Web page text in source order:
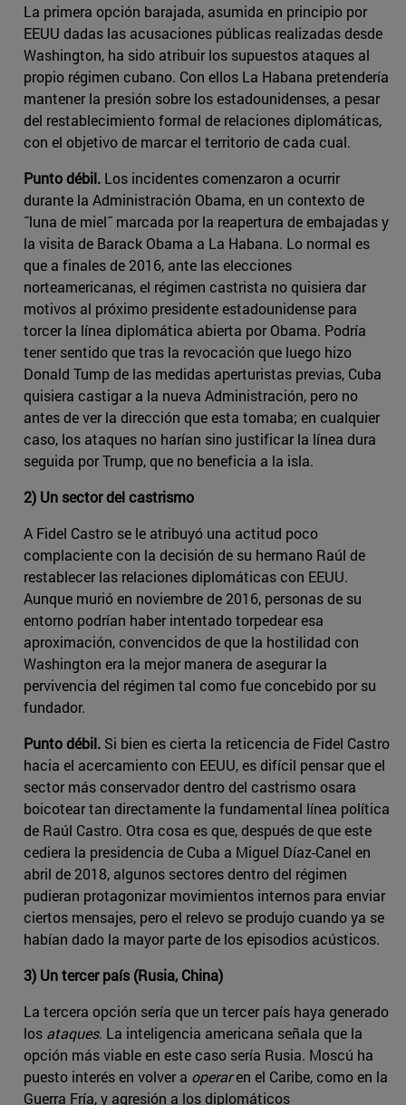
La primera opción barajada, asumida en principio por
EEUU dadas las acusaciones públicas realizadas desde
Washington, ha sido atribuir los supuestos ataques al
propio régimen cubano. Con ellos La Habana pretendería
mantener la presión sobre los estadounidenses, a pesar
del restablecimiento formal de relaciones diplomáticas,
con el objetivo de marcar el territorio de cada cual.
Punto débil. Los incidentes comenzaron a ocurrir
durante la Administración Obama, en un contexto de
˝luna de miel˝ marcada por la reapertura de embajadas y
la visita de Barack Obama a La Habana. Lo normal es
que a finales de 2016, ante las elecciones
norteamericanas, el régimen castrista no quisiera dar
motivos al próximo presidente estadounidense para
torcer la línea diplomática abierta por Obama. Podría
tener sentido que tras la revocación que luego hizo
Donald Tump de las medidas aperturistas previas, Cuba
quisiera castigar a la nueva Administración, pero no
antes de ver la dirección que esta tomaba; en cualquier
caso, los ataques no harían sino justificar la línea dura
seguida por Trump, que no beneficia a la isla.
2) Un sector del castrismo
A Fidel Castro se le atribuyó una actitud poco
complaciente con la decisión de su hermano Raúl de
restablecer las relaciones diplomáticas con EEUU.
Aunque murió en noviembre de 2016, personas de su
entorno podrían haber intentado torpedear esa
aproximación, convencidos de que la hostilidad con
Washington era la mejor manera de asegurar la
pervivencia del régimen tal como fue concebido por su
fundador.
Punto débil. Si bien es cierta la reticencia de Fidel Castro
hacia el acercamiento con EEUU, es difícil pensar que el
sector más conservador dentro del castrismo osara
boicotear tan directamente la fundamental línea política
de Raúl Castro. Otra cosa es que, después de que este
cediera la presidencia de Cuba a Miguel Díaz-Canel en
abril de 2018, algunos sectores dentro del régimen
pudieran protagonizar movimientos internos para enviar
ciertos mensajes, pero el relevo se produjo cuando ya se
habían dado la mayor parte de los episodios acústicos.
3) Un tercer país (Rusia, China)
La tercera opción sería que un tercer país haya generado
los ataques. La inteligencia americana señala que la
opción más viable en este caso sería Rusia. Moscú ha
puesto interés en volver a operaren el Caribe, como en la
Guerra Fría, y agresión a los diplomáticos